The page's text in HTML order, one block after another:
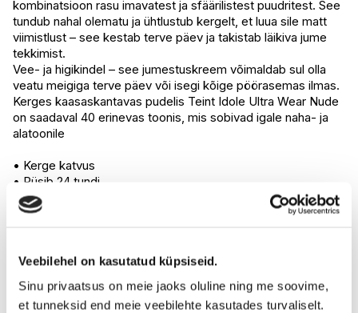
Veebilehel on kasutatud küpsiseid.
Sinu privaatsus on meie jaoks oluline ning me soovime,
et tunneksid end meie veebilehte kasutades turvaliselt.
kombinatsioon rasu imavatest ja sfäärilistest puudritest. See
tundub nahal olematu ja ühtlustub kergelt, et luua sile matt
viimistlust – see kestab terve päev ja takistab läikiva jume
tekkimist.
Vee- ja higikindel – see jumestuskreem võimaldab sul olla
veatu meigiga terve päev või isegi kõige pöörasemas ilmas.
Kerges kaasaskantavas pudelis Teint Idole Ultra Wear Nude
on saadaval 40 erinevas toonis, mis sobivad igale naha- ja
alatoonile
• Kerge katvus
• Püsib 24 tundi
• Loomulik matt viimistlus
• Täielikult hingav koostis
• Higikindel
• Sobib igale nahatüübile
• SPF 19